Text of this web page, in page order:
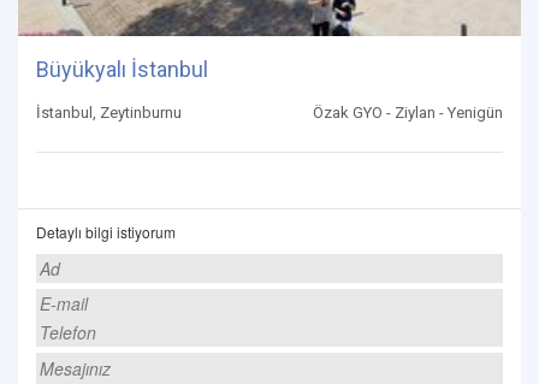
Büyükyalı İstanbul
İstanbul, Zeytinburnu Özak GYO - Ziylan - Yenigün
Detaylı bilgi istiyorum